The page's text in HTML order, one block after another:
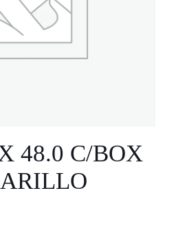
48.0 C/BOX